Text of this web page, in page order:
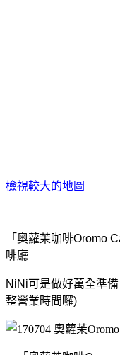
檢視較大的地圖
「奧蘿茉咖啡Oromo
啡廳
NiNi可是做好萬全準
整營業時間囉)